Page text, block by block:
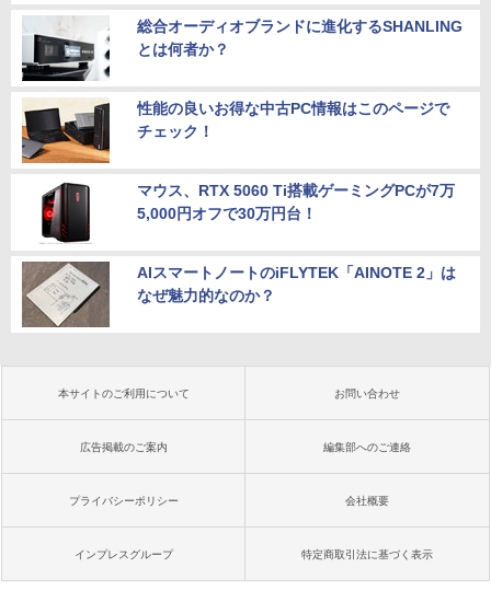
総合オーディオブランドに進化するSHANLING
とは何者か？
性能の良いお得な中古PC情報はこのページで
チェック！
マウス、RTX 5060 Ti搭載ゲーミングPCが7万
5,000円オフで30万円台！
AIスマートノートのiFLYTEK「AINOTE 2」は
なぜ魅力的なのか？
本サイトのご利用について お問い合わせ
広告掲載のご案内 編集部へのご連絡
プライバシーポリシー 会社概要
インプレスグループ 特定商取引法に基づく表示